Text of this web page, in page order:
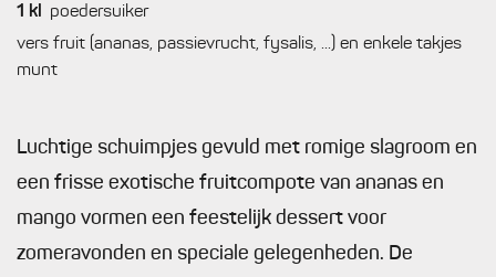
1 kl
poedersuiker
vers fruit (ananas, passievrucht, fysalis, ...) en enkele takjes
munt
Luchtige schuimpjes gevuld met romige slagroom en
een frisse exotische fruitcompote van ananas en
mango vormen een feestelijk dessert voor
zomeravonden en speciale gelegenheden. De